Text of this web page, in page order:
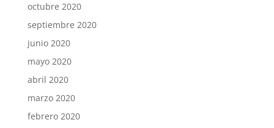
octubre 2020
septiembre 2020
junio 2020
mayo 2020
abril 2020
marzo 2020
febrero 2020